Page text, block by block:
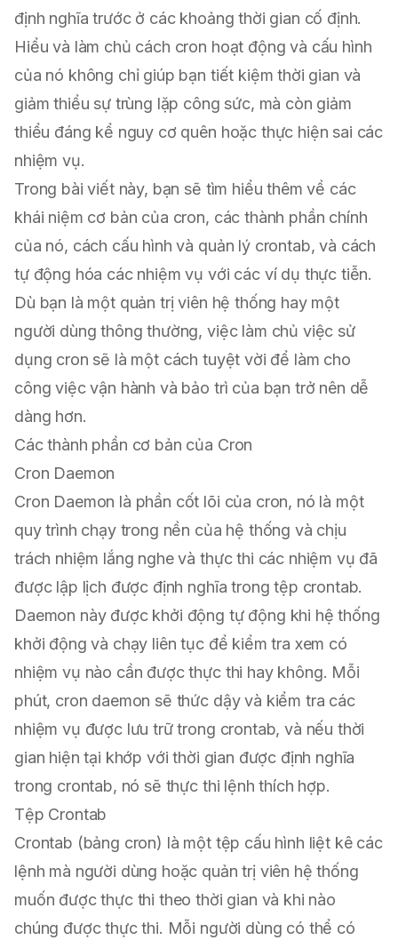
định nghĩa trước ở các khoảng thời gian cố định.
Hiểu và làm chủ cách cron hoạt động và cấu hình
của nó không chỉ giúp bạn tiết kiệm thời gian và
giảm thiểu sự trùng lặp công sức, mà còn giảm
thiểu đáng kể nguy cơ quên hoặc thực hiện sai các
nhiệm vụ.
Trong bài viết này, bạn sẽ tìm hiểu thêm về các
khái niệm cơ bản của cron, các thành phần chính
của nó, cách cấu hình và quản lý crontab, và cách
tự động hóa các nhiệm vụ với các ví dụ thực tiễn.
Dù bạn là một quản trị viên hệ thống hay một
người dùng thông thường, việc làm chủ việc sử
dụng cron sẽ là một cách tuyệt vời để làm cho
công việc vận hành và bảo trì của bạn trở nên dễ
dàng hơn.
Các thành phần cơ bản của Cron
Cron Daemon
Cron Daemon là phần cốt lõi của cron, nó là một
quy trình chạy trong nền của hệ thống và chịu
trách nhiệm lắng nghe và thực thi các nhiệm vụ đã
được lập lịch được định nghĩa trong tệp crontab.
Daemon này được khởi động tự động khi hệ thống
khởi động và chạy liên tục để kiểm tra xem có
nhiệm vụ nào cần được thực thi hay không. Mỗi
phút, cron daemon sẽ thức dậy và kiểm tra các
nhiệm vụ được lưu trữ trong crontab, và nếu thời
gian hiện tại khớp với thời gian được định nghĩa
trong crontab, nó sẽ thực thi lệnh thích hợp.
Tệp Crontab
Crontab (bảng cron) là một tệp cấu hình liệt kê các
lệnh mà người dùng hoặc quản trị viên hệ thống
muốn được thực thi theo thời gian và khi nào
chúng được thực thi. Mỗi người dùng có thể có